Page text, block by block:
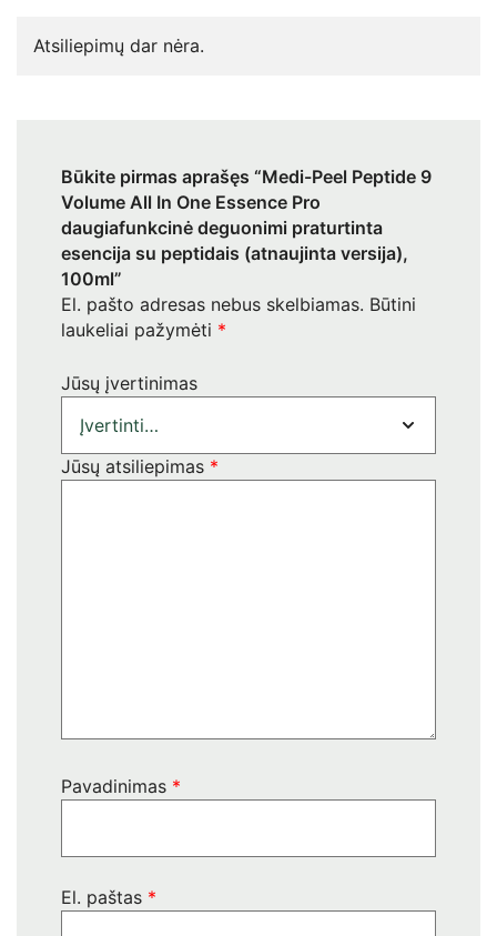
Atsiliepimų dar nėra.
Būkite pirmas aprašęs “Medi-Peel Peptide 9
Volume All In One Essence Pro
daugiafunkcinė deguonimi praturtinta
esencija su peptidais (atnaujinta versija),
100ml”
El. pašto adresas nebus skelbiamas. Būtini
laukeliai pažymėti *
Jūsų įvertinimas
Jūsų atsiliepimas *
Pavadinimas *
El. paštas *